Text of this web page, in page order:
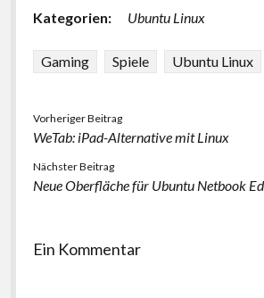
Kategorien: Ubuntu Linux
Gaming Spiele Ubuntu Linux
Vorheriger Beitrag
WeTab: iPad-Alternative mit Linux
Nächster Beitrag
Neue Oberfläche für Ubuntu Netbook
Ein Kommentar